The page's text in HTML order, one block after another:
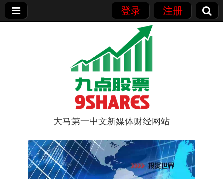
登录 注册
9点股票
大马第一中文新媒体财经网站